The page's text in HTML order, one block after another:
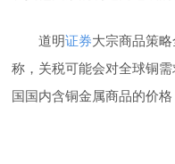
道明证券大宗商品策
称，关税可能会对全球铜
国国内含铜金属商品的价